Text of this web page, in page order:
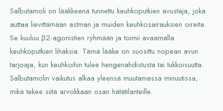
Salbutamoli on lääkkeenä tunnettu keuhkoputkien avustaja, joka
auttaa lievittämään astman ja muiden keuhkosairauksien oireita.
Se kuuluu β2-agonistien ryhmään ja toimii avaamalla
keuhkoputkien lihaksia. Tämä lääke on suosittu nopean avun
tarjoaja, kun keuhkoihin tulee hengenahdistusta tai tukkoisuutta.
Salbutamolin vaikutus alkaa yleensä muutamassa minuutissa,
mikä tekee siitä arvokkaan osan hätätilanteille.